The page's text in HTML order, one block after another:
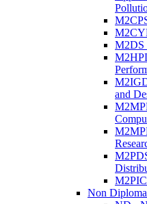
M2DS
and
Non